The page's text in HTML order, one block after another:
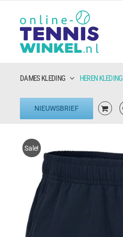
inhoud
DAMES KLEDING HEREN KLEDING
NIEUWSBRIEF
Sale!